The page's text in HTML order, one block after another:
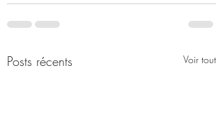
Posts récents Voir tout